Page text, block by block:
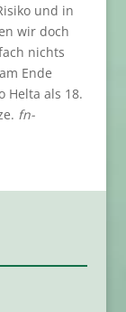
und in
wir doch
nichts
Ende
Helta als 18.
fn-